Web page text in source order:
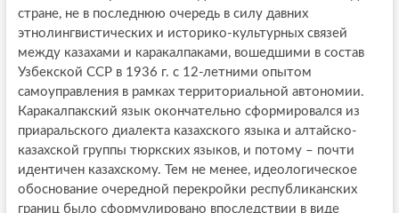
стране, не в последнюю очередь в силу давних
этнолингвистических и историко-культурных связей
между казахами и каракалпаками, вошедшими в состав
Узбекской ССР в 1936 г. с 12-летними опытом
самоуправления в рамках территориальной автономии.
Каракалпакский язык окончательно сформировался из
приаральского диалекта казахского языка и алтайско-
казахской группы тюркских языков, и потому – почти
идентичен казахскому. Тем не менее, идеологическое
обоснование очередной перекройки республиканских
границ было сформулировано впоследствии в виде